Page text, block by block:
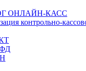
ОНЛАЙН-КАСС
контрольно-